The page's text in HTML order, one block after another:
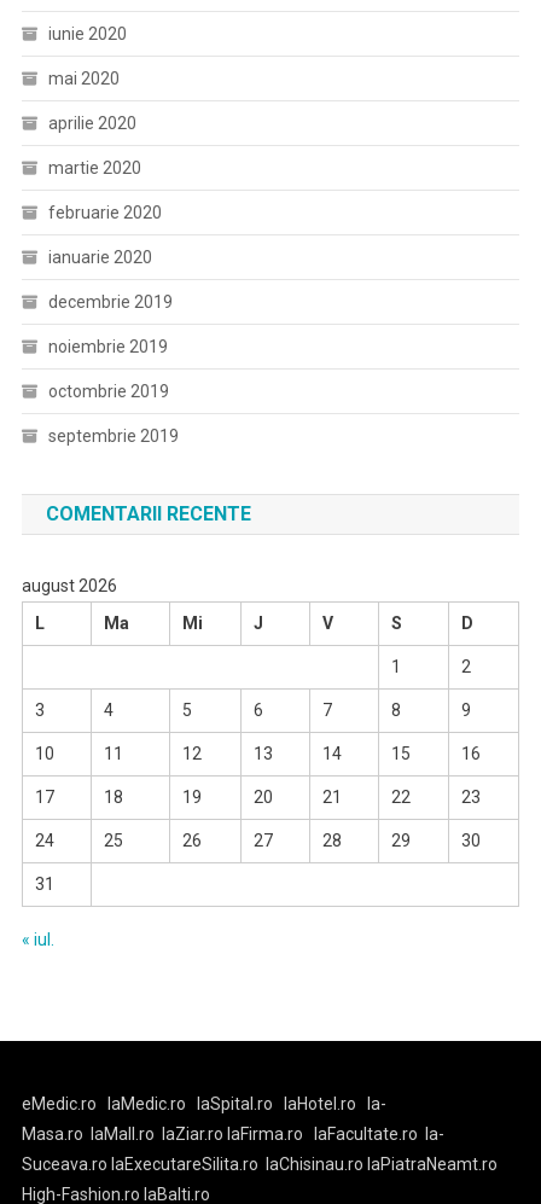
iunie 2020
mai 2020
aprilie 2020
martie 2020
februarie 2020
ianuarie 2020
decembrie 2019
noiembrie 2019
octombrie 2019
septembrie 2019
COMENTARII RECENTE
august 2026
L
Ma Mi J V S D
1 2
3 4 5 6 7 8 9
10 11 12 13 14 15 16
17 18 19 20 21 22 23
24 25 26 27 28 29 30
31
« iul.
eMedic.ro laMedic.ro laSpital.ro laHotel.ro
la-
Masa.ro
laMall.ro laZiar.ro laFirma.ro laFacultate.ro
la-
Suceava.ro laExecutareSilita.ro laChisinau.ro laPiatraNeamt.ro
High-Fashion.ro laBalti.ro